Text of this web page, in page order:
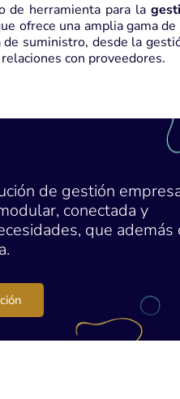
de herramienta para la
ofrece una amplia gama
de suministro, desde la
con proveedores.
de gestión
conectada y
que además